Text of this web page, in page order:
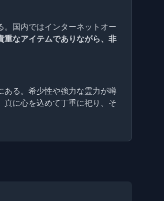
国内ではインターネットオー
重なアイテムでありながら、非
ある。希少性や強力な霊力が噂
に心を込めて丁重に祀り、そ